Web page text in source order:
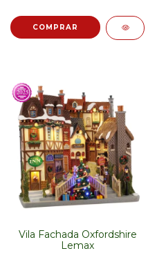
Vila Fachada Oxfordshire
Lemax